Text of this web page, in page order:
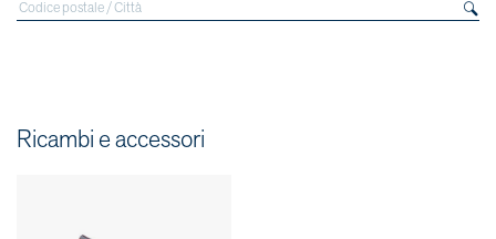
Ricambi e accessori